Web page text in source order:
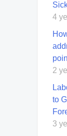
4
2
to
3